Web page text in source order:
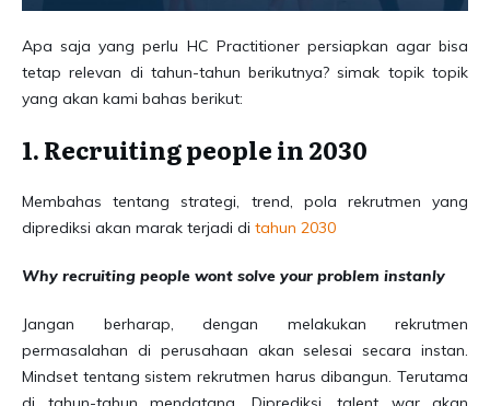
Apa saja yang perlu HC Practitioner persiapkan agar bisa
tetap relevan di tahun-tahun berikutnya? simak topik topik
yang akan kami bahas berikut:
1. Recruiting people in 2030
Membahas tentang strategi, trend, pola rekrutmen yang
diprediksi akan marak terjadi di tahun 2030
Why recruiting people wont solve your problem instanly
Jangan berharap, dengan melakukan rekrutmen
permasalahan di perusahaan akan selesai secara instan.
Mindset tentang sistem rekrutmen harus dibangun. Terutama